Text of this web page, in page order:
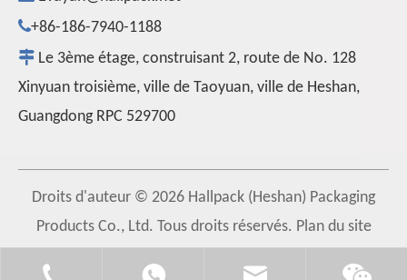
+86-186-7940-1188
 Le 3ème étage, construisant 2, route de No. 128
Xinyuan troisième, ville de Taoyuan, ville de Heshan,
Guangdong RPC 529700
Droits d'auteur © 2026 Hallpack (Heshan) Packaging
Products Co., Ltd. Tous droits réservés. Plan du site